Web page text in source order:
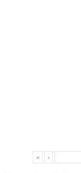
« ‹